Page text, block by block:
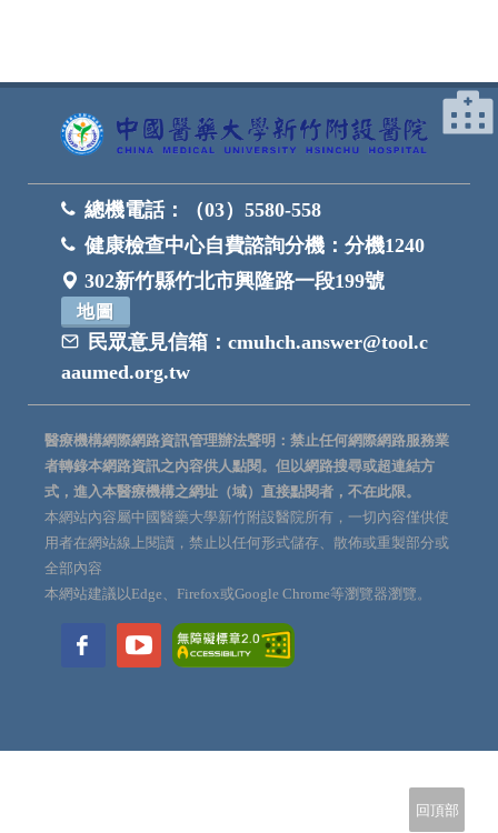
回頂部
總機電話：
（03）5580-558
健康檢查中心自費諮詢分機： 分機1240
302新竹縣竹北市興隆路一段199號
地圖
民眾意見信箱： cmuhch.answer@tool.c
aaumed.org.tw
醫療機構網際網路資訊管理辦法聲明：禁止任何網際網路服務業
者轉錄本網路資訊之內容供人點閱。但以網路搜尋或超連結方
式，進入本醫療機構之網址（域）直接點閱者，不在此限。
本網站內容屬中國醫藥大學新竹附設醫院所有，一切內容僅供使
用者在網站線上閱讀，禁止以任何形式儲存、散佈或重製部分或
全部內容
本網站建議以Edge、Firefox或Google Chrome等瀏覽器瀏覽。